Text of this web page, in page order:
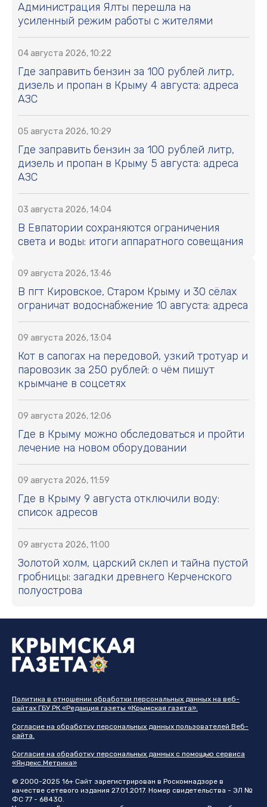
Администрация Ялты перешла на
усиленный режим работы с жителями
04 августа 2026, 10:22
Где заправить бензин за 100 рублей литр,
дизель и пропан в Крыму 4 августа: адреса
АЗС
05 августа 2026, 10:29
Где заправить бензин за 100 рублей литр,
дизель и пропан в Крыму 5 августа: адреса
АЗС
03 августа 2026, 14:04
В Евпатории сохраняются ограничения
света и воды: итоги аппаратного совещания
09 августа 2026, 13:46
В пгт Кировское, Старом Крыму и 30 сёлах
ограничат водоснабжение 10 августа: адреса
09 августа 2026, 13:04
Кот в сапогах на передовой, узкий тротуар и
паровозик за 250 рублей: о чём пишут
крымчане в соцсетях
09 августа 2026, 12:06
Где в Крыму можно обследоваться и пройти
лечение на новом оборудовании
09 августа 2026, 11:59
Где в Крыму 9 августа отключили воду:
список адресов
09 августа 2026, 11:00
Золотой холм, царский склеп и тайна пустой
гробницы: загадки древнего Керченского
полуострова
Политика в отношении обработки персональных данных на веб-
сайтах ГБУ РК «Редакция газеты «Крымская газета».
Согласие на обработку персональных данных пользователей Веб-
сайта.
Согласие на обработку персональных данных с помощью сервиса
«Яндекс.Метрика»
© 2000-2025 16+ Сайт зарегистрирован в Роскомнадзоре в
качестве сетевого издания 27.01.2017. Номер свидетельства - ЭЛ №
ФС 77 - 68430.